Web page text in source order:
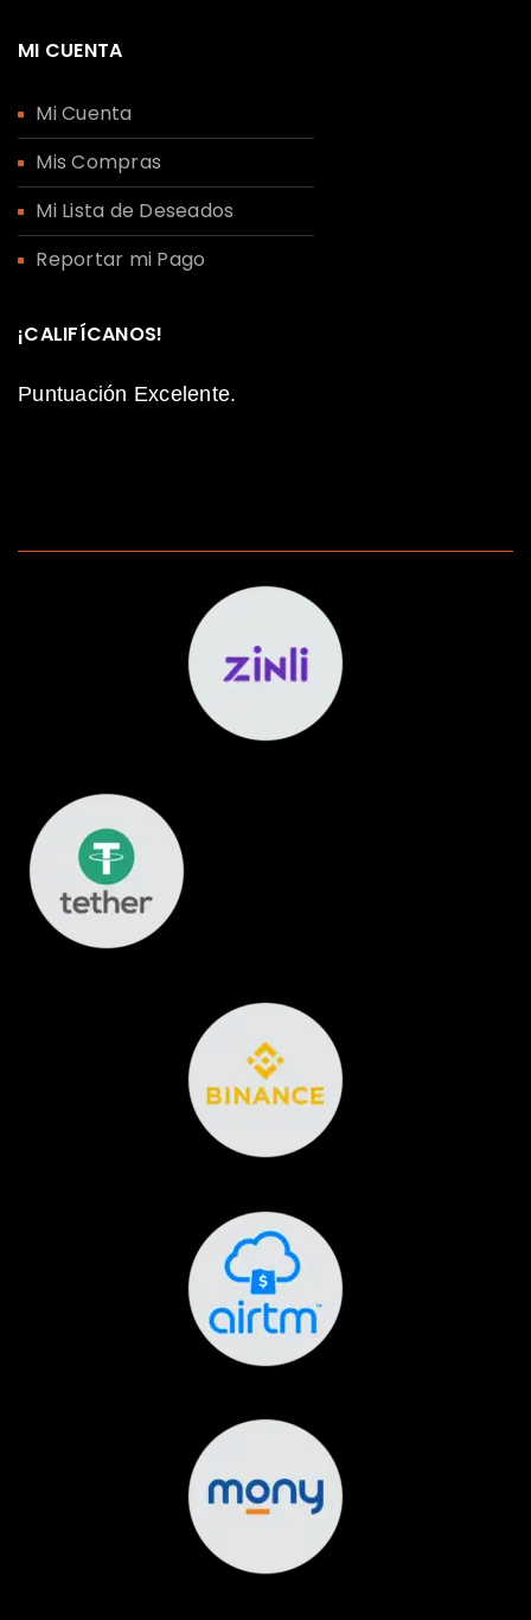
MI CUENTA
Mi Cuenta
Mis Compras
Mi Lista de Deseados
Reportar mi Pago
¡CALIFÍCANOS!
Puntuación Excelente.